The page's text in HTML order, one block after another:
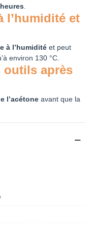
l’humidité et
à l’humidité et peut
environ 130 °C.
outils après
l’acétone avant que la